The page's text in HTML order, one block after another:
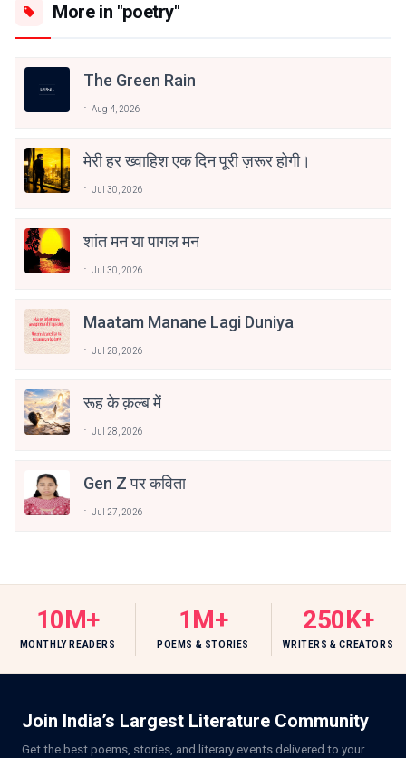
More in "poetry"
The Green Rain
Aug 4, 2026
मेरी हर ख्वाहिश एक दिन पूरी ज़रूर होगी।
Jul 30, 2026
शांत मन या पागल मन
Jul 30, 2026
Maatam Manane Lagi Duniya
Jul 28, 2026
रूह के क़ल्ब में
Jul 28, 2026
Gen Z पर कविता
Jul 27, 2026
10M+
MONTHLY READERS
1M+
POEMS & STORIES
250K+
WRITERS & CREATORS
Join India’s Largest Literature Community
Get the best poems, stories, and literary events delivered to your